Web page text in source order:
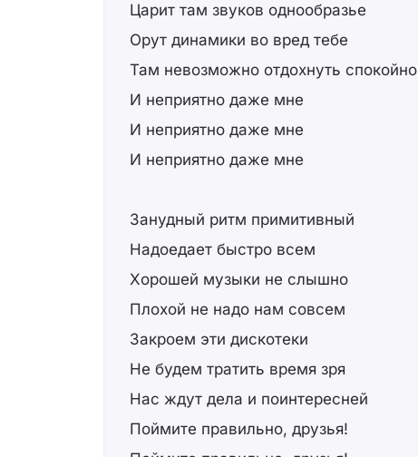
Царит там звуков однообразье
Орут динамики во вред тебе
Там невозможно отдохнуть спокойно
И неприятно даже мне
И неприятно даже мне
И неприятно даже мне
Занудный ритм примитивный
Надоедает быстро всем
Хорошей музыки не слышно
Плохой не надо нам совсем
Закроем эти дискотеки
Не будем тратить время зря
Нас ждут дела и поинтересней
Поймите правильно, друзья!